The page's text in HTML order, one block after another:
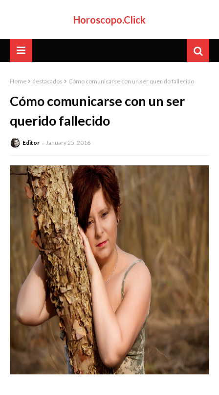
Horoscopo.Click
Home destacados Cómo comunicarse con un ser querido fallecido
Cómo comunicarse con un ser
querido fallecido
Editor January 25, 2016